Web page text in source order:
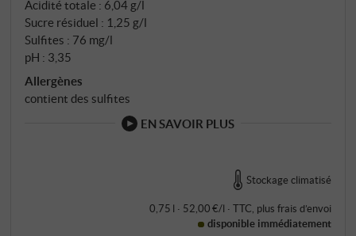
convaincants. SUPERIORE.DE
Acidité totale : 6,04 g/l
Sucre résiduel : 1,25 g/l
Sulfites : 76 mg/l
pH : 3,35
Allergènes
contient des sulfites
EN SAVOIR PLUS
Stockage climatisé
0,75 l · 52,00 €/l · TTC, plus frais d’envoi
disponible immédiatement